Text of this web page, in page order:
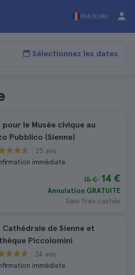
FRA (EUR)
Sélectionnez les dates
pour le Musée civique au
Pubblico (Sienne)
25 avis
immédiate
15 € 14 €
Annulation GRATUITE
Sans frais cachés
Cathédrale de Sienne et
Piccolomini
24 avis
immédiate